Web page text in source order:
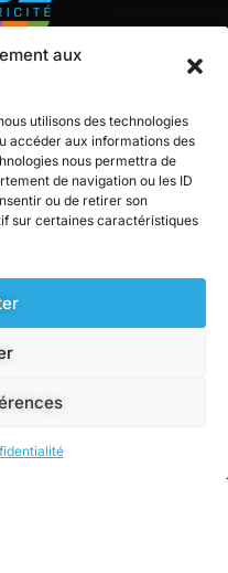
aux
utilisons des technologies
accéder aux informations des
nous permettra de
de navigation ou les ID
ou de retirer son
sur certaines caractéristiques
du pont long
8h-12h
droits réservés.
et-cetera